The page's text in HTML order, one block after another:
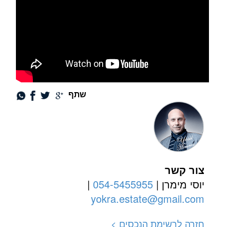
שתף
צור קשר
יוסי מימרן |054-5455955
|
yokra.estate@gmail.com
חזרה לרשימת הנכסים >